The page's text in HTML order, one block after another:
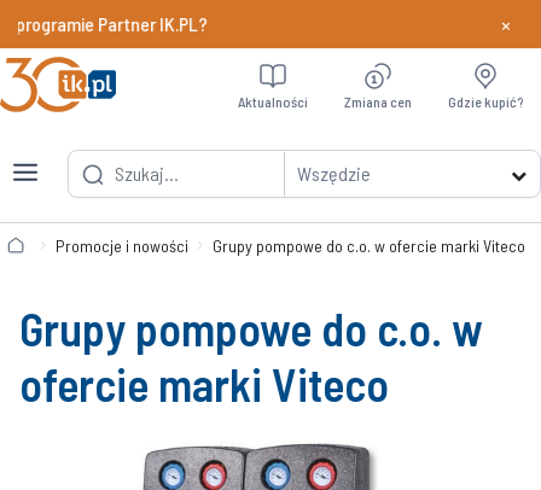
Partner IK.PL? Dowiedz
×
Wszędzie
Aktualności Zmiana cen Gdzie kupić?
Promocje i nowości Grupy pompowe do c.o. w ofercie marki Viteco
Grupy pompowe do c.o. w
ofercie marki Viteco